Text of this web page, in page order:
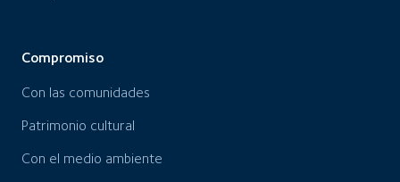
Compromiso
Con las comunidades
Patrimonio cultural
Con el medio ambiente